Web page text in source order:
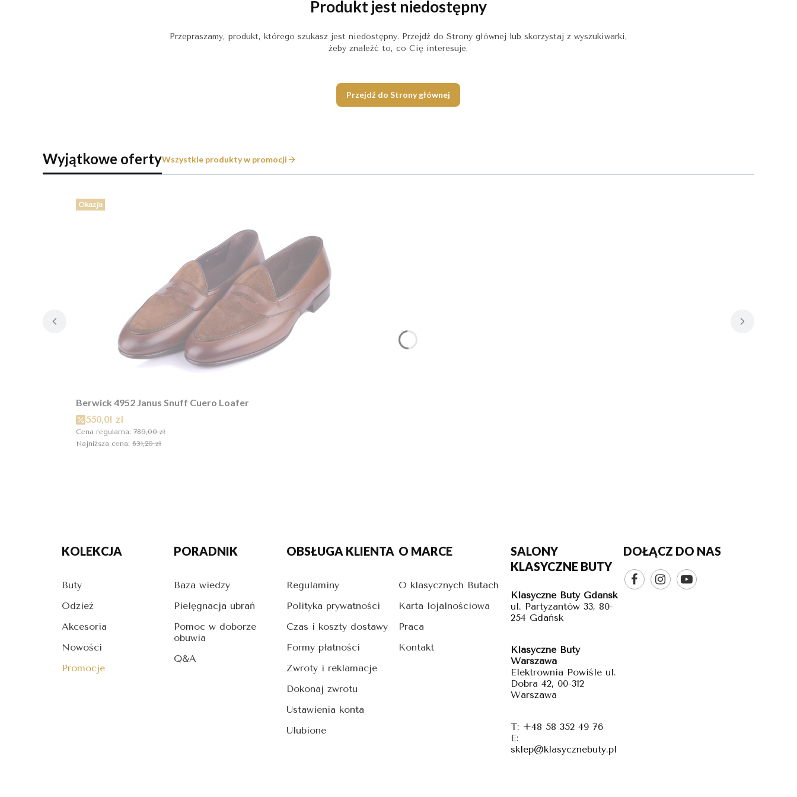
Produkt jest niedostępny
Przepraszamy, produkt, którego szukasz jest niedostępny. Przejdź do Strony głównej lub skorzystaj z wyszukiwarki,
żeby znaleźć to, co Cię interesuje.
Przejdź do Strony głównej
Wyjątkowe ofertyWszystkie produkty w promocji
Okazja
Berwick 4952 Janus Snuff Cuero Loafer
Cena promocyjna
550,01 zł
Cena regularna: 789,00 zł
Najniższa cena: 631,20 zł
KOLEKCJA
Buty
Odzież
Akcesoria
Nowości
Promocje
PORADNIK
Baza wiedzy
Pielęgnacja ubrań
Pomoc w doborze
obuwia
Q&A
OBSŁUGA KLIENTA
Regulaminy
Polityka prywatności
Czas i koszty dostawy
Formy płatności
Zwroty i reklamacje
Dokonaj zwrotu
Ustawienia konta
Ulubione
O MARCE
O klasycznych Butach
Karta lojalnościowa
Praca
Kontakt
SALONY
KLASYCZNE BUTY
Klasyczne Buty Gdańsk
ul. Partyzantów 33, 80-
254 Gdańsk
Klasyczne Buty
Warszawa
Elektrownia Powiśle ul.
Dobra 42, 00-312
Warszawa
T: +48 58 352 49 76
E:
sklep@klasycznebuty.pl
DOŁĄCZ DO NAS
  